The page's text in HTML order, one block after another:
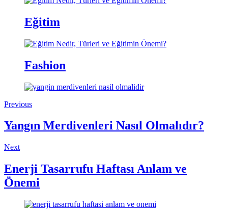
Eğitim
Fashion
Previous
Yangın Merdivenleri Nasıl Olmalıdır?
Next
Enerji Tasarrufu Haftası Anlam ve
Önemi